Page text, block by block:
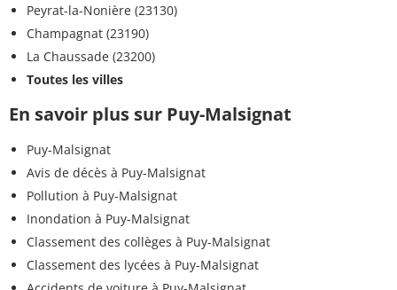
Peyrat-la-Nonière (23130)
Champagnat (23190)
La Chaussade (23200)
Toutes les villes
En savoir plus sur Puy-Malsignat
Puy-Malsignat
Avis de décès à Puy-Malsignat
Pollution à Puy-Malsignat
Inondation à Puy-Malsignat
Classement des collèges à Puy-Malsignat
Classement des lycées à Puy-Malsignat